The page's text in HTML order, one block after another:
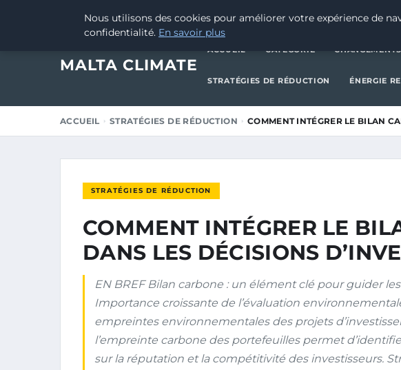
6 MARS 2025
MALTA CLIMATE
ACCUEIL CATÉGORIE
STRATÉGIES DE RÉDUCTION ÉNERGIE
ACCUEIL STRATÉGIES DE RÉDUCTION COMMENT INTÉGRER LE BILAN
STRATÉGIES DE RÉDUCTION
COMMENT INTÉGRER LE
DANS LES DÉCISIONS
EN BREF Bilan carbone : un élément clé pour guider
Importance croissante de l’évaluation
empreintes environnementales des projets
l’empreinte carbone des portefeuilles permet
sur la réputation et la compétitivité des investisseurs.
Nous utilisons des cookies pour améliorer votre expérience de
confidentialité. En savoir plus